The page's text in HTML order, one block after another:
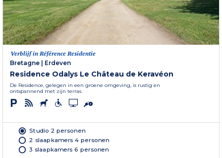
Verblijf in Référence Residentie
Bretagne | Erdeven
Residence Odalys Le Château de Keravéon
De Residence, gelegen in een groene omgeving, is rustig en
ontspannend met zijn terras.
Studio 2 personen
2 slaapkamers 4 personen
3 slaapkamers 6 personen